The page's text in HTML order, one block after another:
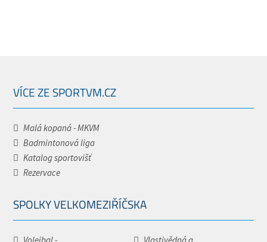
VÍCE ZE SPORTVM.CZ
Malá kopaná - MKVM
Badmintonová liga
Katalog sportovišť
Rezervace
SPOLKY VELKOMEZIŘÍČSKA